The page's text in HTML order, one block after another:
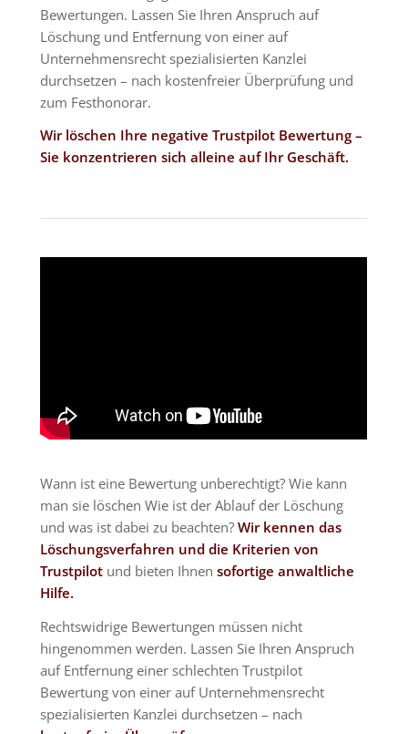
Bewertungen. Lassen Sie Ihren Anspruch auf
Löschung und Entfernung von einer auf
Unternehmensrecht spezialisierten Kanzlei
durchsetzen – nach kostenfreier Überprüfung und
zum Festhonorar.
Wir löschen Ihre negative Trustpilot Bewertung –
Sie konzentrieren sich alleine auf Ihr Geschäft.
Wann ist eine Bewertung unberechtigt? Wie kann
man sie löschen Wie ist der Ablauf der Löschung
und was ist dabei zu beachten?Wir kennen das
Löschungsverfahren und die Kriterien von
Trustpilot und bieten Ihnen sofortige anwaltliche
Hilfe.
Rechtswidrige Bewertungen müssen nicht
hingenommen werden. Lassen Sie Ihren Anspruch
auf Entfernung einer schlechten Trustpilot
Bewertung von einer auf Unternehmensrecht
spezialisierten Kanzlei durchsetzen – nach